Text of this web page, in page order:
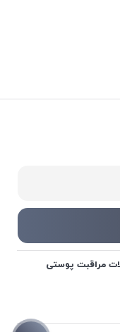
مراقبت پوستی